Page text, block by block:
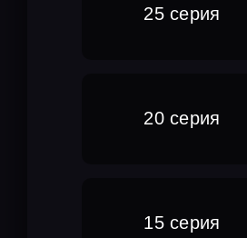
25 серия
20 серия
15 серия